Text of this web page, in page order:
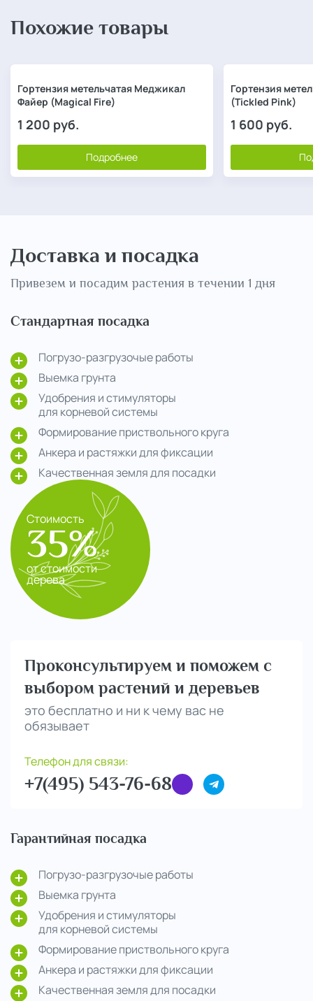
Похожие товары
Гортензия метельчатая Меджикал
Файер (Magical Fire)
1 200 руб.
Подробнее
Гортензия
(Tickled Pink)
1 600 руб.
Доставка и посадка
Привезем и посадим растения в течении 1 дня
Стандартная посадка
Погрузо-разгрузочые работы
Выемка грунта
Удобрения и стимуляторы
для корневой системы
Формирование приствольного круга
Анкера и растяжки для фиксации
Качественная земля для посадки
Стоимость
35%
от стоимости
дерева
Проконсультируем и поможем с
выбором растений и деревьев
это бесплатно и ни к чему вас не
обязывает
Телефон для связи:
+7(495) 543-76-68
Гарантийная посадка
Погрузо-разгрузочые работы
Выемка грунта
Удобрения и стимуляторы
для корневой системы
Формирование приствольного круга
Анкера и растяжки для фиксации
Качественная земля для посадки